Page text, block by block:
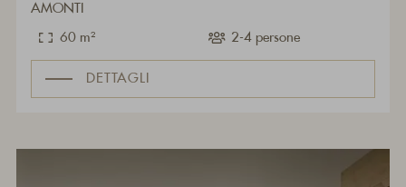
AMONTI
60 m² 2-4 persone
DETTAGLI